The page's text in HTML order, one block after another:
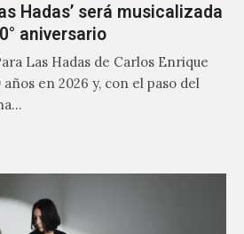
Hadas’ será musicalizada
aniversario
Las Hadas de Carlos Enrique
en 2026 y, con el paso del